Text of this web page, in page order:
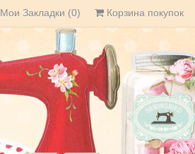
Мои Закладки (0) Корзина покупок